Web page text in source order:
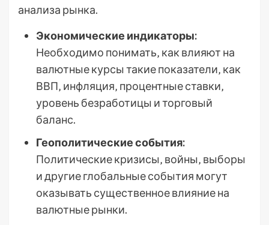
анализа рынка.
Экономические индикаторы:
Необходимо понимать‚ как влияют на
валютные курсы такие показатели‚ как
ВВП‚ инфляция‚ процентные ставки‚
уровень безработицы и торговый
баланс.
Геополитические события:
Политические кризисы‚ войны‚ выборы
и другие глобальные события могут
оказывать существенное влияние на
валютные рынки.